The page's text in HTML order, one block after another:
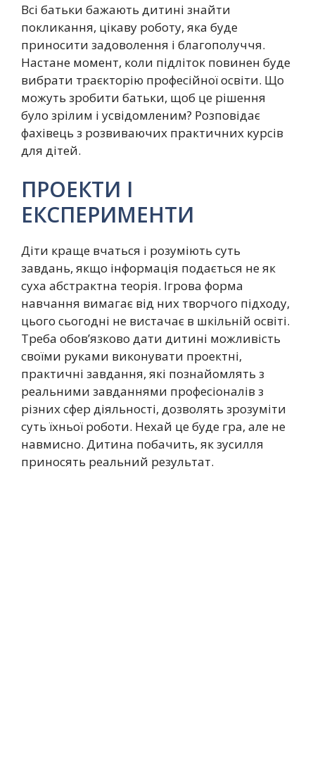
Всі батьки бажають дитині знайти
покликання, цікаву роботу, яка буде
приносити задоволення і благополуччя.
Настане момент, коли підліток повинен буде
вибрати траєкторію професійної освіти. Що
можуть зробити батьки, щоб це рішення
було зрілим і усвідомленим? Розповідає
фахівець з розвиваючих практичних курсів
для дітей.
ПРОЕКТИ І
ЕКСПЕРИМЕНТИ
Діти краще вчаться і розуміють суть
завдань, якщо інформація подається не як
суха абстрактна теорія. Ігрова форма
навчання вимагає від них творчого підходу,
цього сьогодні не вистачає в шкільній освіті.
Треба обов’язково дати дитині можливість
своїми руками виконувати проектні,
практичні завдання, які познайомлять з
реальними завданнями професіоналів з
різних сфер діяльності, дозволять зрозуміти
суть їхньої роботи. Нехай це буде гра, але не
навмисно. Дитина побачить, як зусилля
приносять реальний результат.